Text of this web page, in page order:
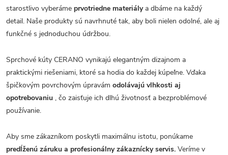
starostlivo vyberáme prvotriedne materiálya dbáme na každý
detail. Naše produkty sú navrhnuté tak, aby boli nielen odolné, ale aj
funkčné s jednoduchou údržbou.
Sprchové kúty CERANO vynikajú elegantným dizajnom a
praktickými riešeniami, ktoré sa hodia do každej kúpeľne. Vďaka
špičkovým povrchovým úpravám odolávajú vlhkosti aj
opotrebovaniu , čo zaisťuje ich dlhú životnosť a bezproblémové
používanie.
Aby sme zákazníkom poskytli maximálnu istotu, ponúkame
predĺženú záruku a profesionálny zákaznícky servis. Veríme v